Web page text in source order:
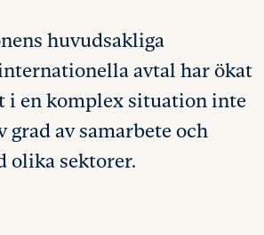
huvudsakliga
avtal har ökat
i en komplex situation inte
av samarbete och
olika sektorer.